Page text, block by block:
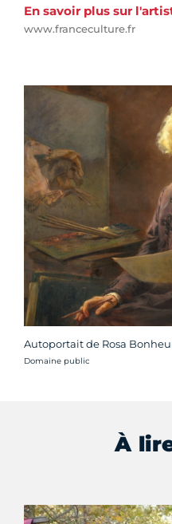
En savoir plus sur
www.franceculture.fr
Autoportait de Rosa
Crédit photo :
Domaine public
À